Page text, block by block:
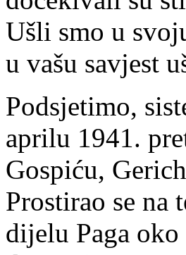
Ušli smo u
u vašu savjest
Podsjetimo,
aprilu 1941.
Gospiću,
Prostirao se na
dijelu Paga